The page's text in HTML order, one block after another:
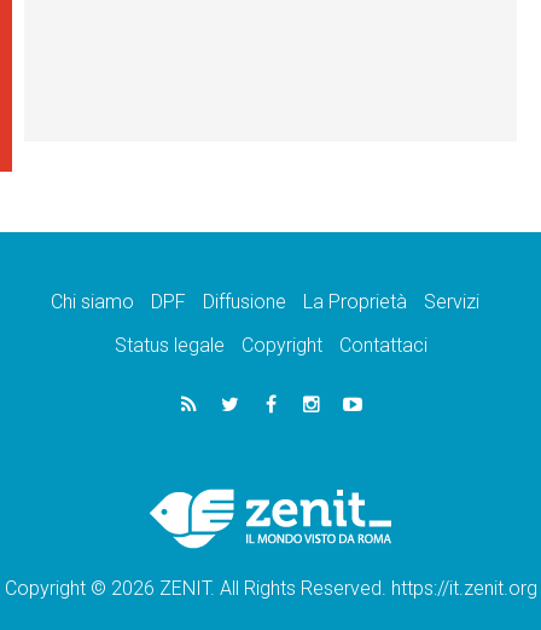
Chi siamo DPF Diffusione La Proprietà
Servizi
Status legale
Copyright Contattaci
Copyright © 2026 ZENIT. All Rights Reserved. https://it.zenit.org